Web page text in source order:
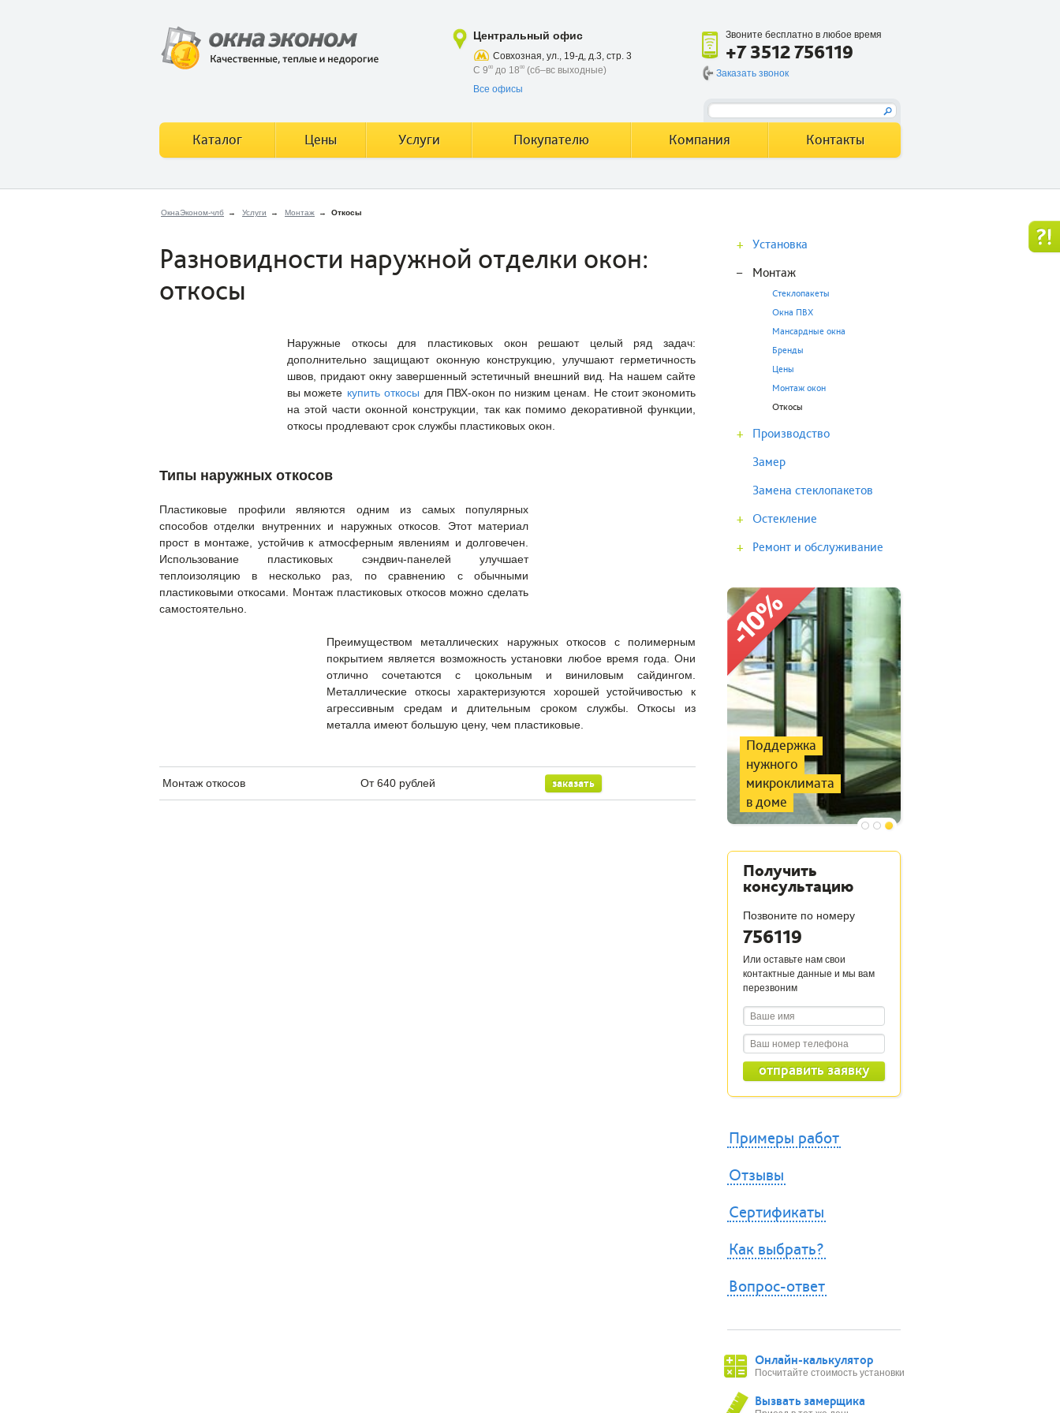
ОкнаЭконом-члб → Услуги → Монтаж → Откосы
Разновидности наружной отделки окон:
откосы
Наружные откосы для пластиковых окон решают целый ряд задач:
дополнительно защищают оконную конструкцию, улучшают герметичность
швов, придают окну завершенный эстетичный внешний вид. На нашем сайте
вы можете купить откосы для ПВХ-окон по низким ценам. Не стоит экономить
на этой части оконной конструкции, так как помимо декоративной функции,
откосы продлевают срок службы пластиковых окон.
Типы наружных откосов
Пластиковые профили являются одним из самых популярных
способов отделки внутренних и наружных откосов. Этот материал
прост в монтаже, устойчив к атмосферным явлениям и долговечен.
Использование пластиковых сэндвич-панелей улучшает
теплоизоляцию в несколько раз, по сравнению с обычными
пластиковыми откосами. Монтаж пластиковых откосов можно сделать
самостоятельно.
Преимуществом металлических наружных откосов с полимерным
покрытием является возможность установки любое время года. Они
отлично сочетаются с цокольным и виниловым сайдингом.
Металлические откосы характеризуются хорошей устойчивостью к
агрессивным средам и длительным сроком службы. Откосы из
металла имеют большую цену, чем пластиковые.
Монтаж откосов От 640 рублей заказать
+
Установка
–
Монтаж
Стеклопакеты
Окна ПВХ
Мансардные окна
Бренды
Цены
Монтаж окон
Откосы
+
Производство
Замер
Замена стеклопакетов
+
Остекление
+
Ремонт и обслуживание
европейского
качества по
специальной цене
Поддержка
нужного
микроклимата
в доме
Получить
консультацию
Позвоните по номеру
756119
Или оставьте нам свои
контактные данные и мы вам
перезвоним
Примеры работ
Отзывы
Сертификаты
Как выбрать?
Вопрос-ответ
Онлайн-калькулятор
Посчитайте стоимость установки
Вызвать замерщика
Центральный офис
Совхозная, ул., 19-д, д.3, стр. 3
С 900 до 1800 (сб–вс выходные)
Все офисы
Звоните бесплатно в любое время
+7 3512 756119
Заказать звонок
Каталог Цены Услуги Покупателю Компания Контакты